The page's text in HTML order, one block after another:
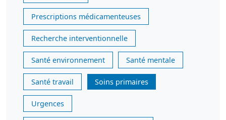
Prescriptions médicamenteuses
Recherche interventionnelle
Santé environnement Santé mentale
Santé travail Soins primaires
Urgences